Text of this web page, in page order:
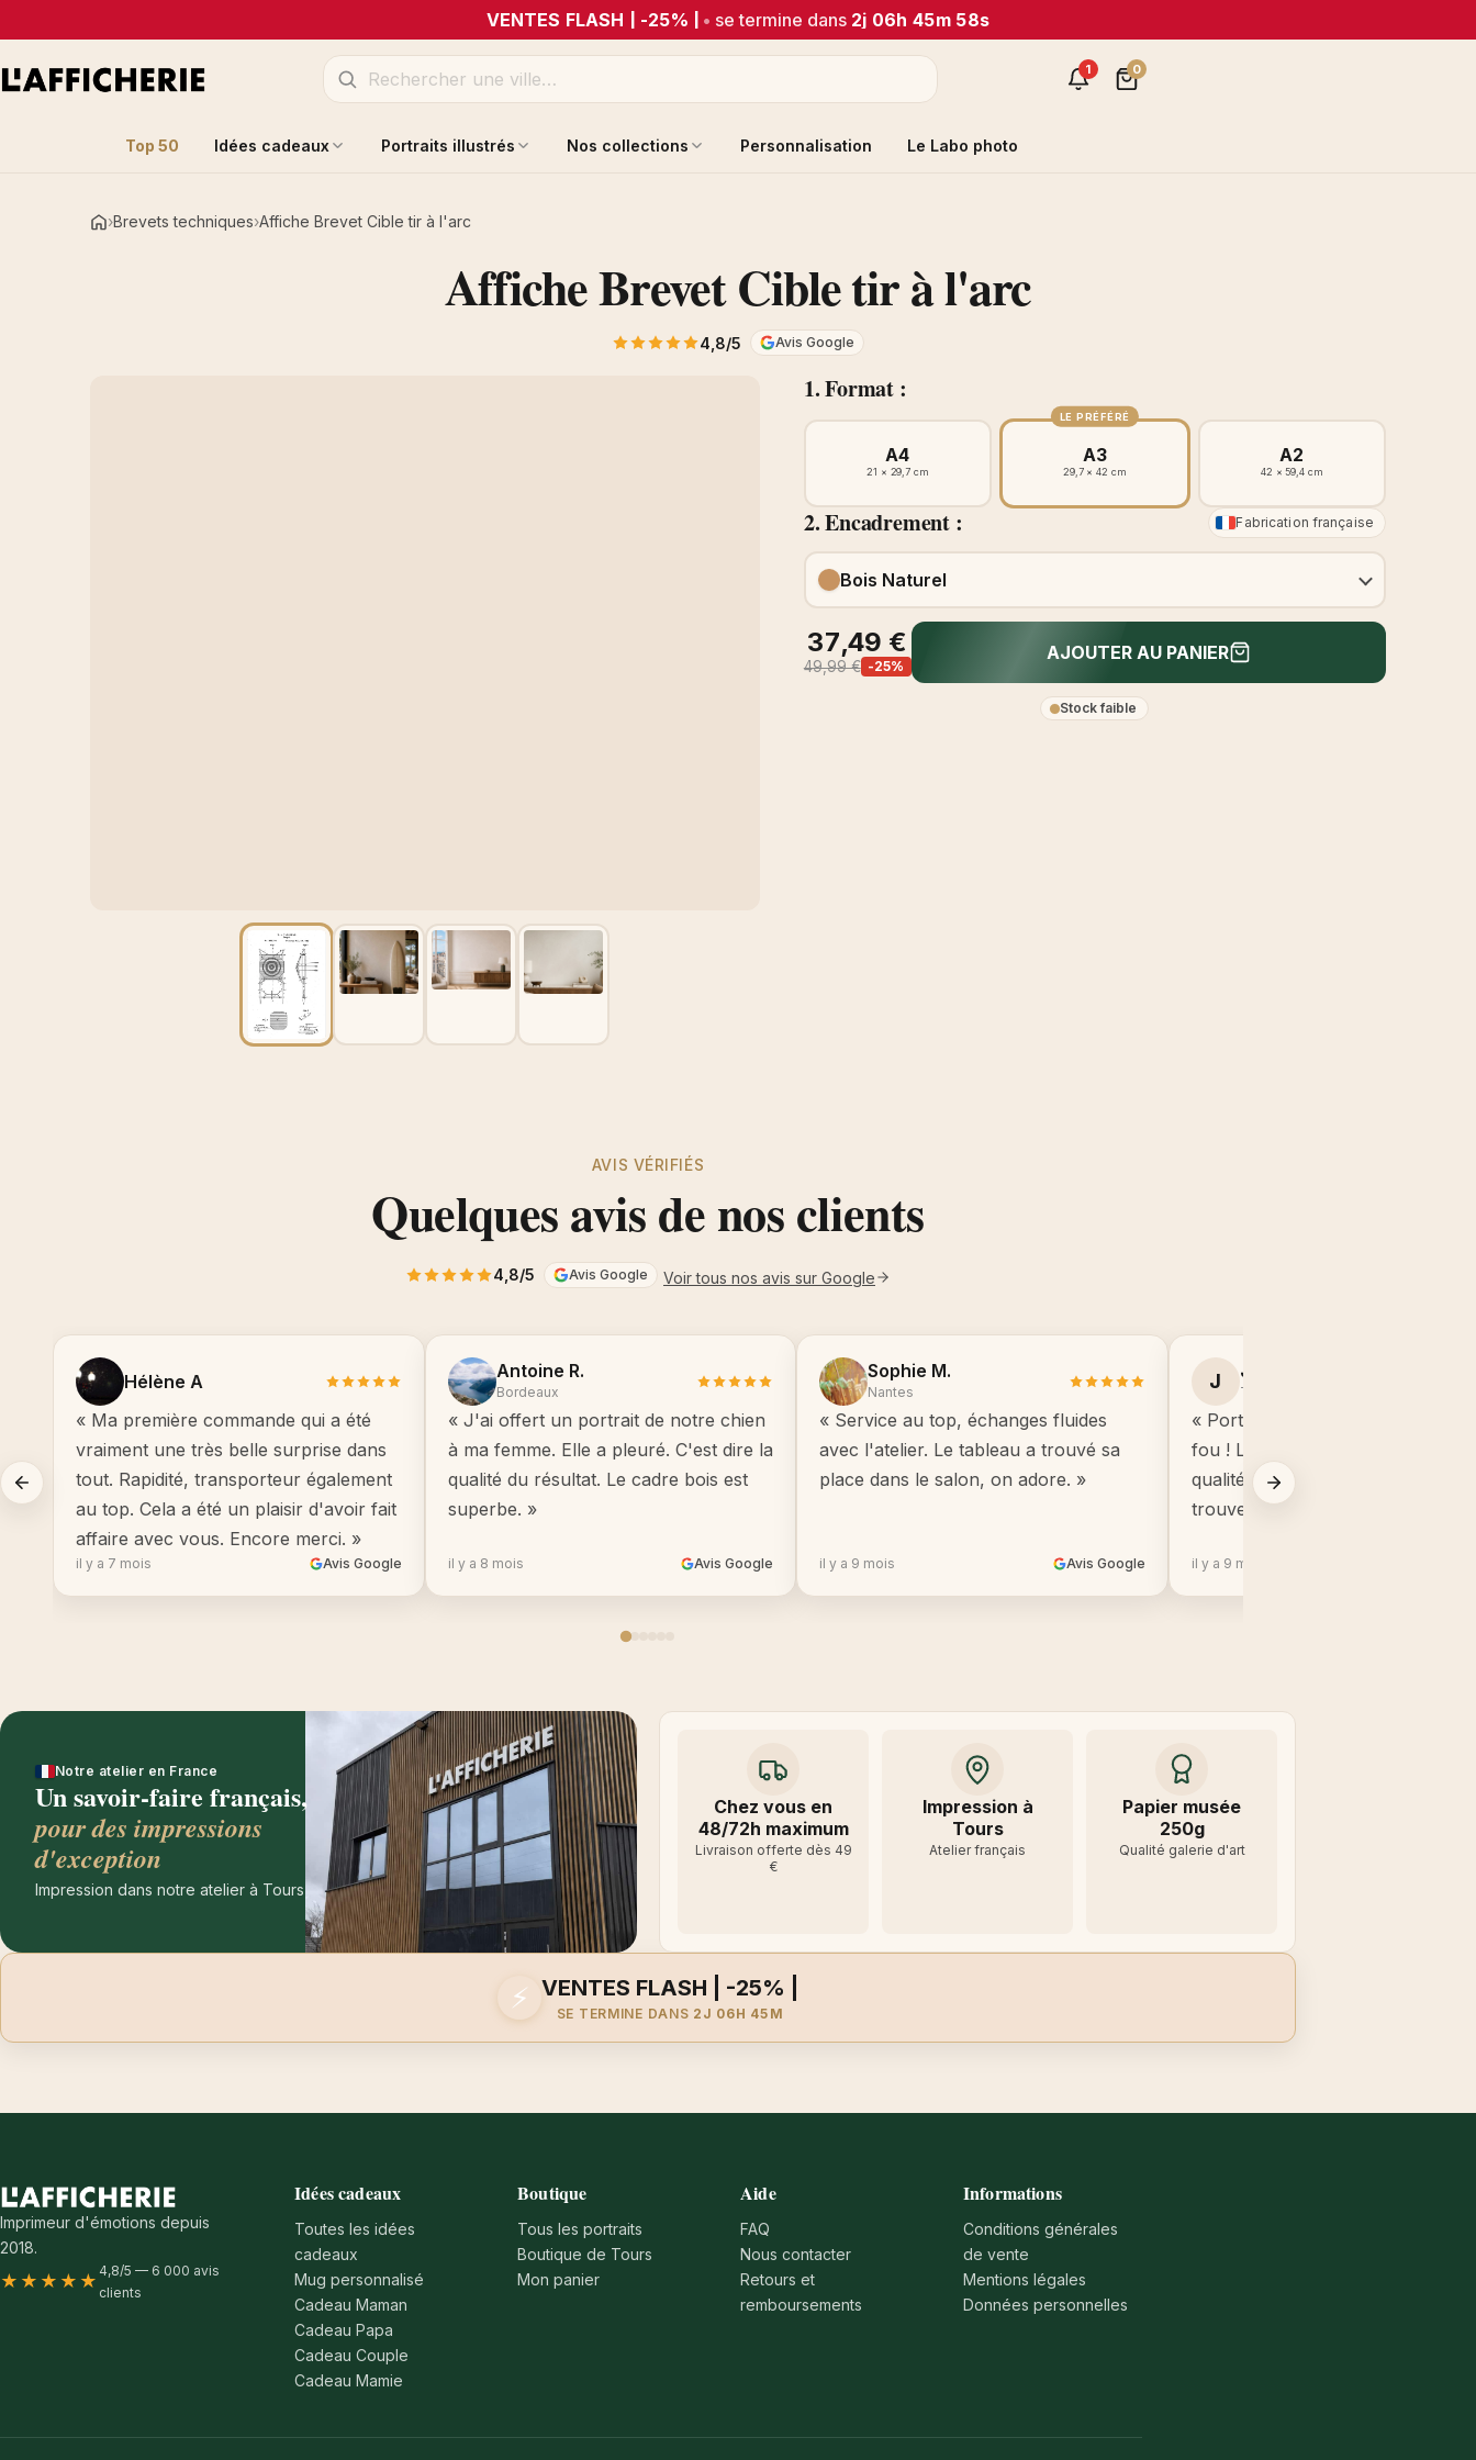
VENTES FLASH | -25% | • se termine dans 2j 06h 45m 58s
1 0
Top 50 Idées cadeaux Portraits illustrés Nos collections Personnalisation Le Labo photo
Accueil
Brevets techniques Affiche Brevet Cible tir à l'arc
Affiche Brevet Cible tir à l'arc
4,8/5 Avis Google
1. Format :
A4
21 × 29,7 cm
LE PRÉFÉRÉ
A3
29,7 × 42 cm
A2
42 × 59,4 cm
2. Encadrement : Fabrication française
Bois Naturel
37,49 €
49,99 € -25%
AJOUTER AU PANIER
Stock faible
AVIS VÉRIFIÉS
Quelques avis de nos clients
4,8/5 Avis Google Voir tous nos avis sur Google
Hélène A
« Ma première commande qui a été
vraiment une très belle surprise dans
tout. Rapidité, transporteur également
au top. Cela a été un plaisir d'avoir fait
affaire avec vous. Encore merci. »
il y a 7 mois Avis Google
Antoine R.
Bordeaux
« J'ai offert un portrait de notre chien
à ma femme. Elle a pleuré. C'est dire la
qualité du résultat. Le cadre bois est
superbe. »
il y a 8 mois Avis Google
Sophie M.
Nantes
« Service au top, échanges fluides
avec l'atelier. Le tableau a trouvé sa
place dans le salon, on adore. »
il y a 9 mois Avis Google
J Julie B.
Toulouse
« Portrait manga de mon fils, il
fou ! Le cadre est de très bonne
qualité, beaucoup mieux que ce
trouve en grande surface. »
il y a 9 mois
Notre atelier en France
Un savoir-faire français,
pour des impressions
d'exception
Impression dans notre atelier à Tours
Chez vous en
48/72h maximum
Livraison offerte dès 49
€
Impression à
Tours
Atelier français
Papier musée
250g
Qualité galerie d'art
⚡ VENTES FLASH | -25% |
SE TERMINE DANS 2J 06H 45M
Imprimeur d'émotions depuis
2018.
★★★★★ 4,8/5 — 6 000 avis
clients
Idées cadeaux
Toutes les idées
cadeaux
Mug personnalisé
Cadeau Maman
Cadeau Papa
Cadeau Couple
Cadeau Mamie
Boutique
Tous les portraits
Boutique de Tours
Mon panier
Aide
FAQ
Nous contacter
Retours et
remboursements
Informations
Conditions générales
de vente
Mentions légales
Données personnelles